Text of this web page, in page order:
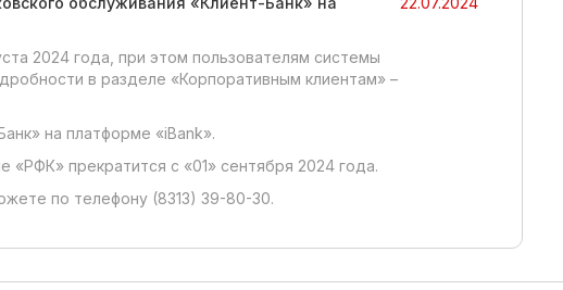
2024 года, при этом пользователям системы
в разделе «Корпоративным клиентам» –
на платформе «iBank».
прекратится с «01» сентября 2024 года.
по телефону (8313) 39-80-30.